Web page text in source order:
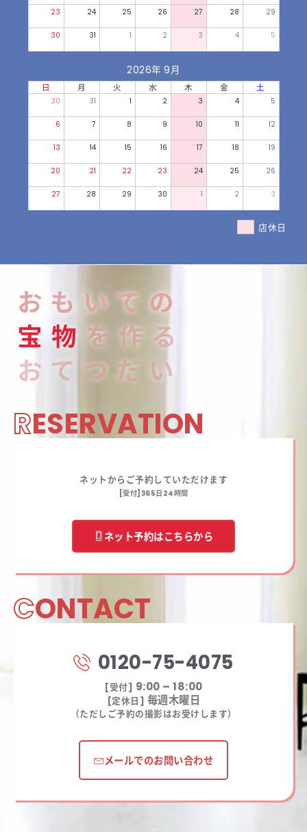
23 24 25 26 27 28 29
30 31 1 2 3 4 5
2026年 9月
日 月 火 水 木 金 土
30 31 1 2 3 4 5
6 7 8 9 10 11 12
13 14 15 16 17 18 19
20 21 22 23 24 25 26
27 28 29 30 1 2 3
店休日
RESERVATION
ネットからご予約していただけます
[受付]365日24時間
ネット予約はこちらから
CONTACT
0120-75-4075
[受付] 9:00 – 18:00
[定休日] 毎週木曜日
（ただしご予約の撮影はお受けします）
メールでのお問い合わせ
おもいでの
宝 物 を作る
おてつだい